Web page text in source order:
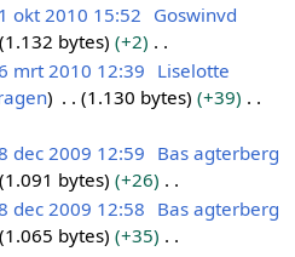
okt 2010 15:52
Goswinvd
1.132 bytes
+2
mrt 2010 12:39 Liselotte
1.130 bytes
+39
dec 2009 12:59
Bas agterberg
1.091 bytes
+26
dec 2009 12:58
Bas agterberg
1.065 bytes
+35